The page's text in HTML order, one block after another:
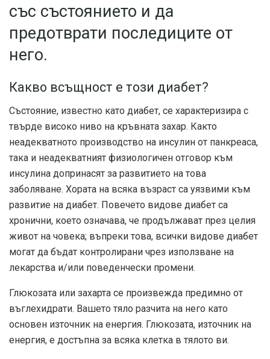
със състоянието и да
предотврати последиците от
него.
Какво всъщност е този диабет?
Състояние, известно като диабет, се характеризира с
твърде високо ниво на кръвната захар. Както
неадекватното производство на инсулин от панкреаса,
така и неадекватният физиологичен отговор към
инсулина допринасят за развитието на това
заболяване. Хората на всяка възраст са уязвими към
развитие на диабет. Повечето видове диабет са
хронични, което означава, че продължават през целия
живот на човека; въпреки това, всички видове диабет
могат да бъдат контролирани чрез използване на
лекарства и/или поведенчески промени.
Глюкозата или захарта се произвежда предимно от
въглехидрати. Вашето тяло разчита на него като
основен източник на енергия. Глюкозата, източник на
енергия, е достъпна за всяка клетка в тялото ви.